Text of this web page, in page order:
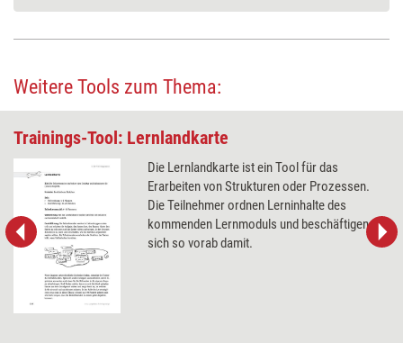
Weitere Tools zum Thema:
Trainings-Tool: Lernlandkarte
Die Lernlandkarte ist ein Tool für das
Erarbeiten von Strukturen oder Prozessen.
Die Teilnehmer ordnen Lerninhalte des
kommenden Lernmoduls und beschäftigen
sich so vorab damit.